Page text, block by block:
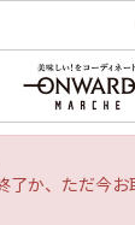
了か、ただ今お